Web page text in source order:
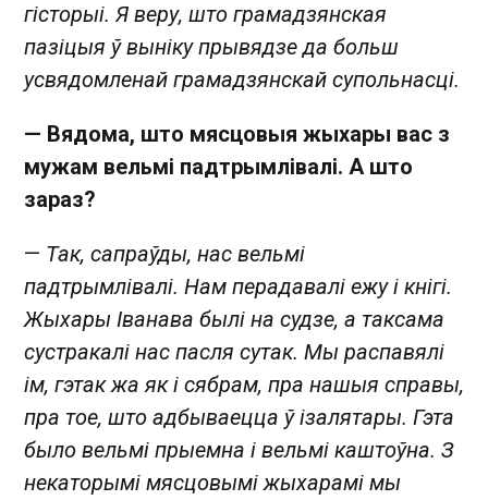
гісторыі. Я веру, што грамадзянская
пазіцыя ў выніку прывядзе да больш
усвядомленай грамадзянскай супольнасці.
— Вядома, што мясцовыя жыхары вас з
мужам вельмі падтрымлівалі. А што
зараз?
— Так, сапраўды, нас вельмі
падтрымлівалі. Нам перадавалі ежу і кнігі.
Жыхары Іванава былі на судзе, а таксама
сустракалі нас пасля сутак. Мы распавялі
ім, гэтак жа як і сябрам, пра нашыя справы,
пра тое, што адбываецца ў ізалятары. Гэта
было вельмі прыемна і вельмі каштоўна. З
некаторымі мясцовымі жыхарамі мы